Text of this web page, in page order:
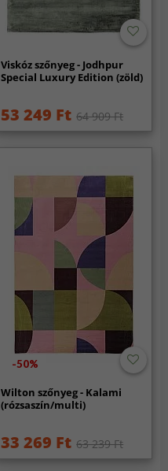
Viskóz szőnyeg - Jodhpur
Special Luxury Edition (zöld)
53 249 Ft 64 909 Ft
-50%
Wilton szőnyeg - Kalami
(rózsaszín/multi)
33 269 Ft 63 239 Ft